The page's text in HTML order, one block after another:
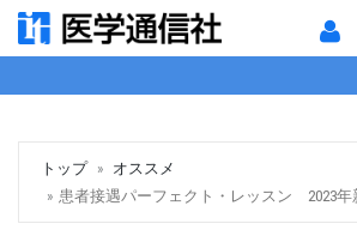
トップ
オススメ
患者接遇パーフェクト・レッスン 2023年